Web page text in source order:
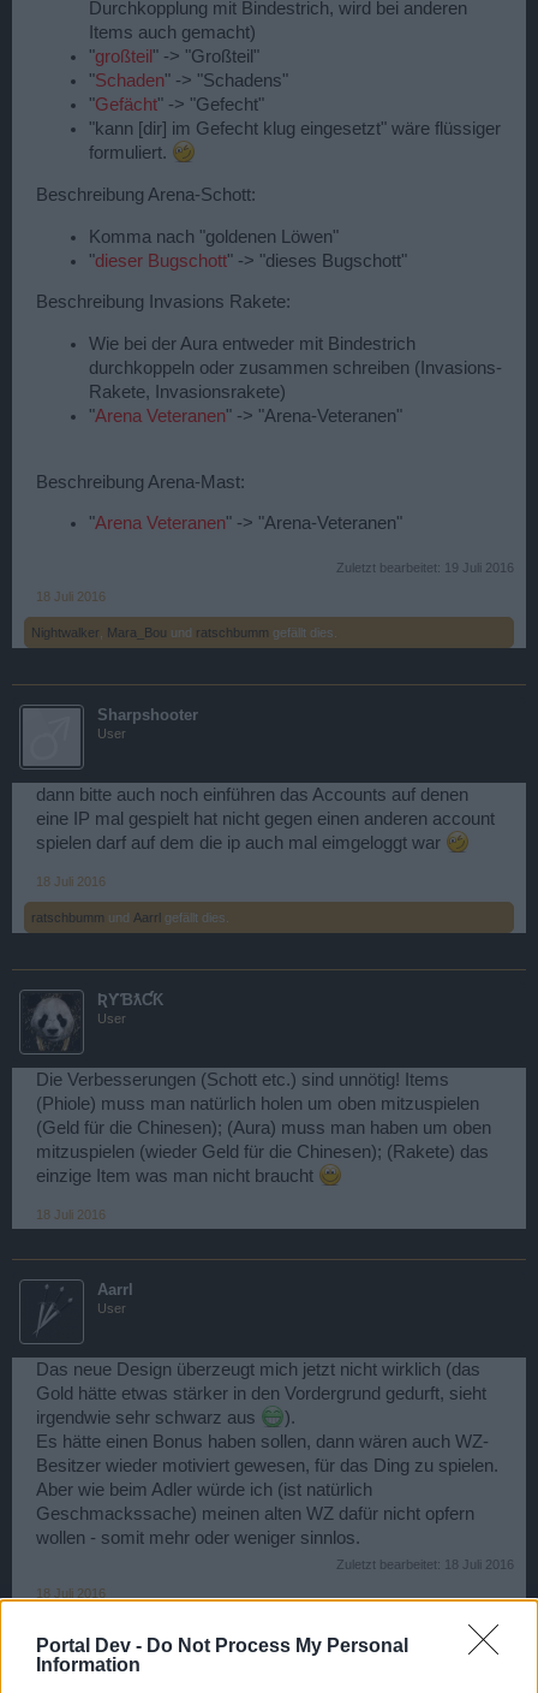
Portal Dev - Do Not Process My Personal
Information
Durchkopplung mit Bindestrich, wird bei anderen
Items auch gemacht)
"großteil " -> "Großteil"
"Schaden" -> "Schadens"
"Gefächt" -> "Gefecht"
"kann [dir] im Gefecht klug eingesetzt" wäre flüssiger
formuliert.
Beschreibung Arena-Schott:
Komma nach "goldenen Löwen"
"dieser Bugschott" -> "dieses Bugschott"
Beschreibung Invasions Rakete:
Wie bei der Aura entweder mit Bindestrich
durchkoppeln oder zusammen schreiben (Invasions-
Rakete, Invasionsrakete)
"Arena Veteranen" -> "Arena-Veteranen"
Beschreibung Arena-Mast:
"Arena Veteranen" -> "Arena-Veteranen"
Zuletzt bearbeitet: 19 Juli 2016
18 Juli 2016
Nightwalker Mara_Bou und ratschbumm gefällt dies.
Sharpshooter
User
dann bitte auch noch einführen das Accounts auf denen
eine IP mal gespielt hat nicht gegen einen anderen account
spielen darf auf dem die ip auch mal eimgeloggt war
18 Juli 2016
ratschbumm und Aarrl gefällt dies.
ƦƳƁƛƇƘ
User
Die Verbesserungen (Schott etc.) sind unnötig! Items
(Phiole) muss man natürlich holen um oben mitzuspielen
(Geld für die Chinesen); (Aura) muss man haben um oben
mitzuspielen (wieder Geld für die Chinesen); (Rakete) das
einzige Item was man nicht braucht
18 Juli 2016
Aarrl
User
Das neue Design überzeugt mich jetzt nicht wirklich (das
Gold hätte etwas stärker in den Vordergrund gedurft, sieht
irgendwie sehr schwarz aus
).
Es hätte einen Bonus haben sollen, dann wären auch WZ-
Besitzer wieder motiviert gewesen, für das Ding zu spielen.
Aber wie beim Adler würde ich (ist natürlich
Geschmackssache) meinen alten WZ dafür nicht opfern
wollen - somit mehr oder weniger sinnlos.
Zuletzt bearbeitet: 18 Juli 2016
18 Juli 2016
Mishmesha